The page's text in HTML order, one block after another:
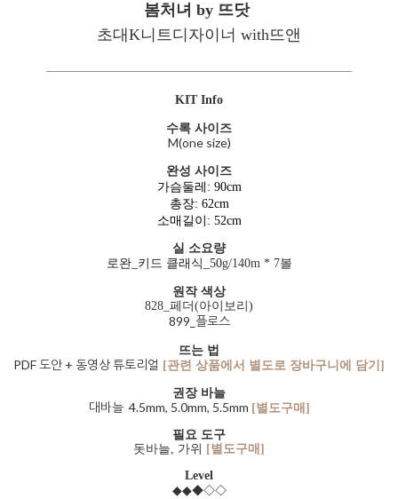
봄처녀 by 뜨닷
초대K니트디자이너 with뜨앤
KIT Info
수록 사이즈
M(one size)
완성 사이즈
가슴둘레 : 90cm
총장: 62cm
소매길이 : 52cm
실 소요량
로완_키드 클래식_50g/140m * 7볼
원작 색상
828_페더(아이보리)
899_플로스
뜨는 법
PDF 도안 + 동영상 튜토리얼 [관련 상품에서 별도로 장바구니에 담기]
권장 바늘
대바늘 4.5mm, 5.0mm, 5.5mm [별도구매]
필요 도구
돗바늘, 가위
[별도구매]
Level
◆◆◆◇◇